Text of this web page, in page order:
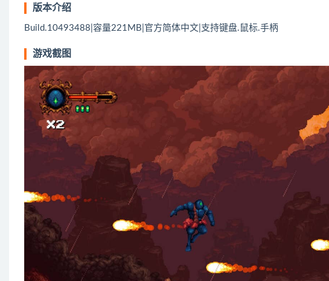
版本介绍
Build.10493488|容量221MB|官方简体中文|支持键盘.鼠标.手柄
游戏截图